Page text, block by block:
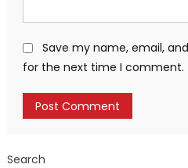
Save my name, email,
for the next time I comment.
Search